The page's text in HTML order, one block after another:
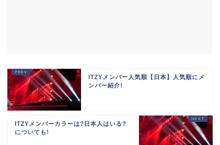
ITZYメンバー人気順【日本】人気順にメ
ンバー紹介!
ITZYメンバーカラーは?日本人はいる?
についても!